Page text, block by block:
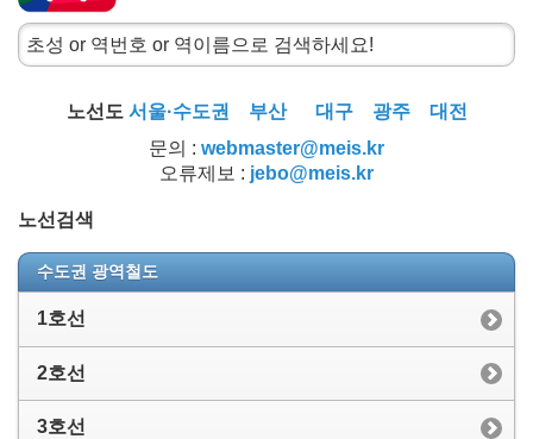
노선도 서울·수도권 부산 대구 광주
대전
문의 : webmaster@meis.kr
오류제보 : jebo@meis.kr
노선검색
수도권 광역철도
1호선
2호선
3호선